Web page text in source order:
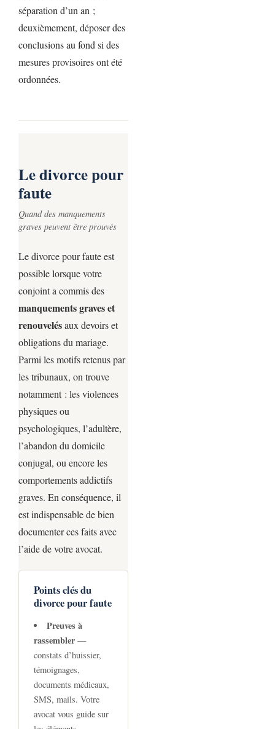
séparation d’un an ;
deuxièmement, déposer des
conclusions au fond si des
mesures provisoires ont été
ordonnées.
Le divorce pour
faute
Quand des manquements
graves peuvent être prouvés
Le divorce pour faute est
possible lorsque votre
conjoint a commis des
manquements graves et
renouvelésaux devoirs et
obligations du mariage.
Parmi les motifs retenus par
les tribunaux, on trouve
notamment : les violences
physiques ou
psychologiques, l’adultère,
l’abandon du domicile
conjugal, ou encore les
comportements addictifs
graves. En conséquence, il
est indispensable de bien
documenter ces faits avec
l’aide de votre avocat.
Points clés du
divorce pour faute
Preuves à
rassembler —
constats d’huissier,
témoignages,
documents médicaux,
SMS, mails. Votre
avocat vous guide sur